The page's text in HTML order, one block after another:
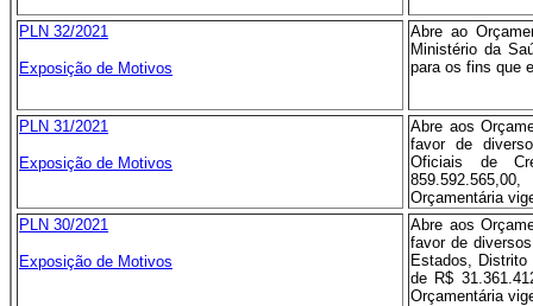
PLN 32/2021
Exposição de Motivos
Abre ao
Ministério da
para os fins que
PLN 31/2021
Exposição de Motivos
Abre aos
favor de
Oficiais de
Orçamentária
PLN 30/2021
Exposição de Motivos
Abre aos
favor de
Estados,
de R$
Orçamentária